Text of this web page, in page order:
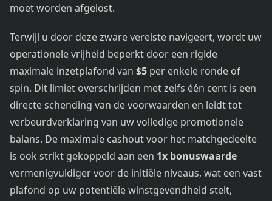
moet worden afgelost.
Terwijl u door deze zware vereiste navigeert, wordt uw
operationele vrijheid beperkt door een rigide
maximale inzetplafond van $5 per enkele ronde of
spin. Dit limiet overschrijden met zelfs één cent is een
directe schending van de voorwaarden en leidt tot
verbeurdverklaring van uw volledige promotionele
balans. De maximale cashout voor het matchgedeelte
is ook strikt gekoppeld aan een 1x bonuswaarde
vermenigvuldiger voor de initiële niveaus, wat een vast
plafond op uw potentiële winstgevendheid stelt,